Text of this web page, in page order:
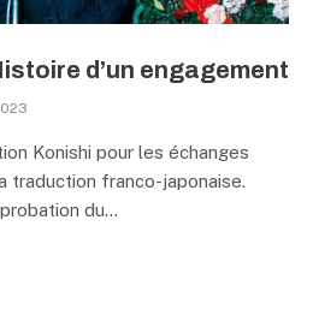
d’un engagement
Konishi pour les échanges
traduction franco-japonaise.
du…